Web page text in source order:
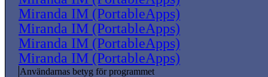
Miranda IM (PortableApps)
Miranda IM (PortableApps)
Miranda IM (PortableApps)
Miranda IM (PortableApps)
Användarnas betyg för programmet